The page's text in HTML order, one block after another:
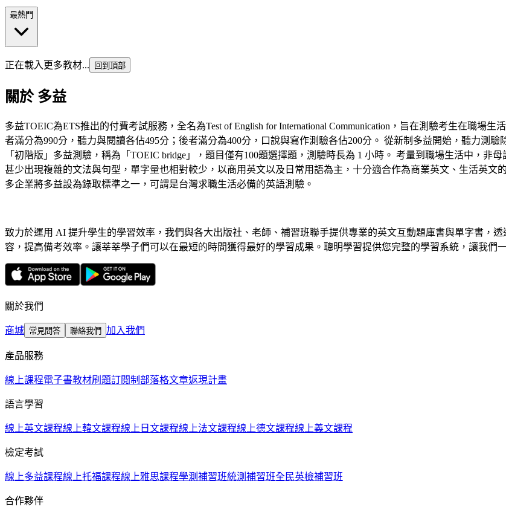
最熱門
正在載入更多教材... 回到頂部
關於 多益
多益TOEIC為ETS推出的付費考試服務，全名為Test of English for International Communication，旨在測驗考生在職場
者滿分為990分，聽力與閱讀各佔495分；後者滿分為400分，口說與寫作測驗各佔200分。 從新制多益開始，聽力測
「初階版」多益測驗，稱為「TOEIC bridge」，題目僅有100題選擇題，測驗時長為 1 小時。 考量到職場生活中，非
甚少出現複雜的文法與句型，單字量也相對較少，以商用英文以及日常用語為主，十分適合作為商業英文、生活英
多企業將多益設為錄取標準之一，可謂是台灣求職生活必備的英語測驗。
致力於運用 AI 提升學生的學習效率，我們與各大出版社、老師、補習班聯手提供專業的英文互動題庫書與單字書，
容，提高備考效率。讓莘莘學子們可以在最短的時間獲得最好的學習成果。聰明學習提供您完整的學習系統，讓我們
關於我們
商城 常見問答 聯絡我們 加入我們
產品服務
線上課程電子書教材刷題訂閱制 部落格文章返現計畫
語言學習
線上英文課程線上韓文課程線上日文課程線上法文課程線上德文課程線上義文課程
檢定考試
線上多益課程線上托福課程線上雅思課程學測補習班統測補習班全民英檢補習班
合作夥伴